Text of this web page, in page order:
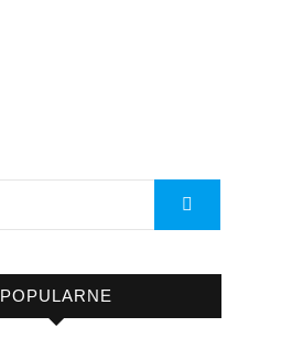
POPULARNE